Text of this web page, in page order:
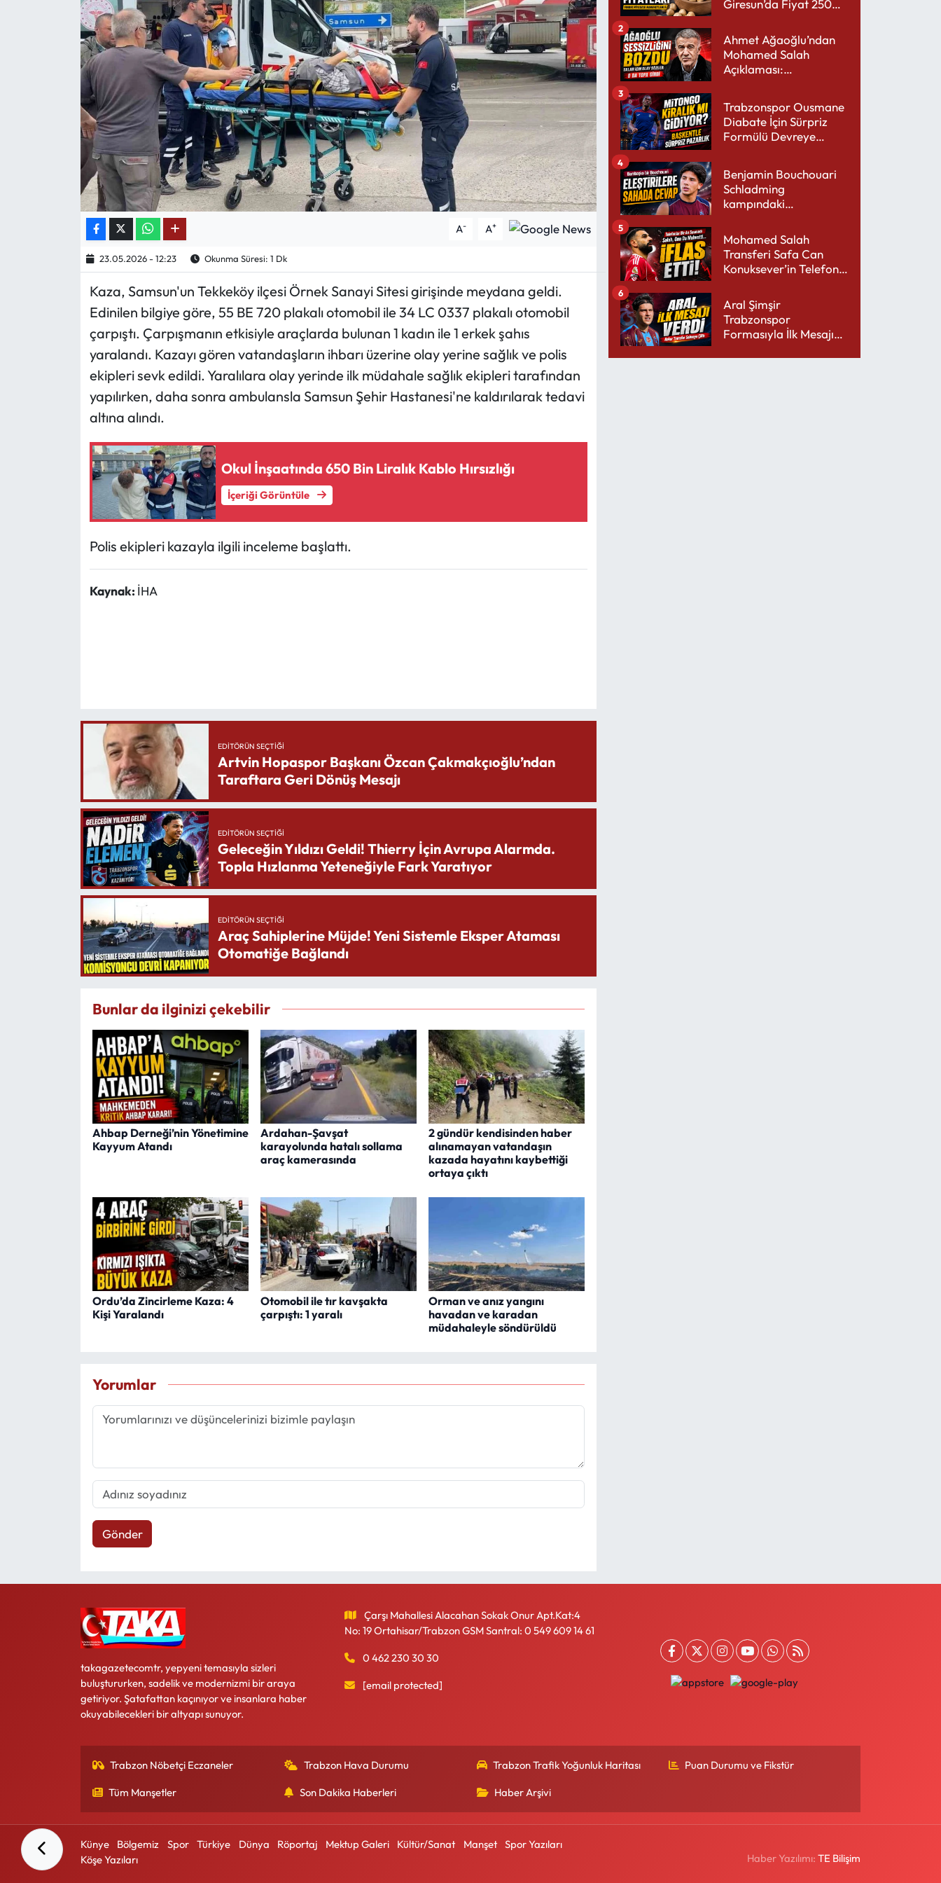
A- A+
23.05.2026 - 12:23 Okunma Süresi: 1 Dk
Kaza, Samsun'un Tekkeköy ilçesi Örnek Sanayi Sitesi girişinde meydana geldi.
Edinilen bilgiye göre, 55 BE 720 plakalı otomobil ile 34 LC 0337 plakalı otomobil
çarpıştı. Çarpışmanın etkisiyle araçlarda bulunan 1 kadın ile 1 erkek şahıs
yaralandı. Kazayı gören vatandaşların ihbarı üzerine olay yerine sağlık ve polis
ekipleri sevk edildi. Yaralılara olay yerinde ilk müdahale sağlık ekipleri tarafından
yapılırken, daha sonra ambulansla Samsun Şehir Hastanesi'ne kaldırılarak tedavi
altına alındı.
Okul İnşaatında 650 Bin Liralık Kablo Hırsızlığı
İçeriği Görüntüle
Polis ekipleri kazayla ilgili inceleme başlattı.
Kaynak: İHA
EDITÖRÜN SEÇTIĞI
Artvin Hopaspor Başkanı Özcan Çakmakçıoğlu’ndan
Taraftara Geri Dönüş Mesajı
EDITÖRÜN SEÇTIĞI
Geleceğin Yıldızı Geldi! Thierry İçin Avrupa Alarmda.
Topla Hızlanma Yeteneğiyle Fark Yaratıyor
EDITÖRÜN SEÇTIĞI
Araç Sahiplerine Müjde! Yeni Sistemle Eksper Ataması
Otomatiğe Bağlandı
Bunlar da ilginizi çekebilir
Ahbap Derneği’nin Yönetimine
Kayyum Atandı
Ardahan-Şavşat
karayolunda hatalı sollama
araç kamerasında
2 gündür kendisinden haber
alınamayan vatandaşın
kazada hayatını kaybettiği
ortaya çıktı
Ordu’da Zincirleme Kaza: 4
Kişi Yaralandı
Otomobil ile tır kavşakta
çarpıştı: 1 yaralı
Orman ve anız yangını
havadan ve karadan
müdahaleyle söndürüldü
Yorumlar
Gönder
Giresun’da Fiyat 250
Ahmet Ağaoğlu’ndan
Mohamed Salah
Açıklaması:
2
Trabzonspor Ousmane
Diabate İçin Sürpriz
Formülü Devreye
3
Benjamin Bouchouari
Schladming
kampındaki
4
Mohamed Salah
Transferi Safa Can
Konuksever’in Telefon
5
Aral Şimşir
Trabzonspor
Formasıyla İlk Mesajını
6
takagazetecomtr, yepyeni temasıyla sizleri
buluştururken, sadelik ve modernizmi bir araya
getiriyor. Şatafattan kaçınıyor ve insanlara haber
okuyabilecekleri bir altyapı sunuyor.
Çarşı Mahallesi Alacahan Sokak Onur Apt.Kat:4
No: 19 Ortahisar/Trabzon GSM Santral: 0 549 609 14 61
0 462 230 30 30
[email protected]
Trabzon Nöbetçi Eczaneler Trabzon Hava Durumu Trabzon Trafik Yoğunluk Haritası Puan Durumu ve Fikstür
Tüm Manşetler Son Dakika Haberleri Haber Arşivi
Künye Bölgemiz Spor Türkiye Dünya Röportaj Mektup Galeri Kültür/Sanat Manşet
Spor Yazıları
Köşe Yazıları
Haber Yazılımı:TE Bilişim
Mektup Galeri
Röportaj
Manşet
Köşe Yazıları
Karikatür Galeri
ASTROLOJİ
Spor Yazıları
Mektup Galeri